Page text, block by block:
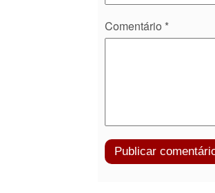
Comentário *